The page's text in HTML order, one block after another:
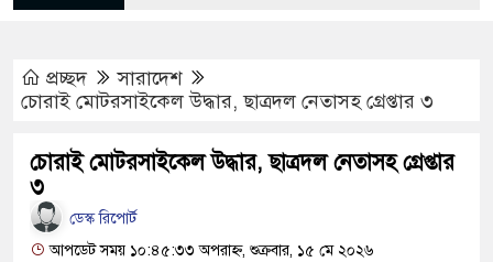
মেসির বাবা
জালে উঠলো ৪৬ মণ ইলিশ, বিক্রি সাড়ে ৪৮ লাখ
প্রচ্ছদ
সারাদেশ
চোরাই মোটরসাইকেল উদ্ধার, ছাত্রদল নেতাসহ গ্রেপ্তার ৩
চোরাই মোটরসাইকেল উদ্ধার, ছাত্রদল নেতাসহ গ্রেপ্তার
৩
ডেস্ক রিপোর্ট
আপডেট সময় ১০:৪৫:৩৩ অপরাহ্ন, শুক্রবার, ১৫ মে ২০২৬